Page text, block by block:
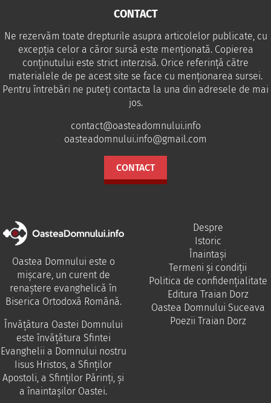
CONTACT
Ne rezervăm toate drepturile asupra articolelor publicate, cu
excepția celor a căror sursă este menționată. Copierea
conținutului este strict interzisă. Orice referință către
materialele de pe acest site se face cu menționarea sursei.
Pentru întrebări ne puteţi contacta la una din adresele de mai
jos.
contact@oasteadomnului.info
oasteadomnului.info@gmail.com
CONTACT
Oastea Domnului este o
mișcare, un curent de
renaștere evanghelică în
Biserica Ortodoxă Română.
Învăţătura Oastei Domnului
este învăţătura Sfintei
Evanghelii a Domnului nostru
Iisus Hristos, a Sfinţilor
Apostoli, a Sfinţilor Părinţi, şi
a înaintaşilor Oastei.
Despre
Istoric
Înaintași
Termeni și condiții
Politica de confidențialitate
Editura Traian Dorz
Oastea Domnului Suceava
Poezii Traian Dorz